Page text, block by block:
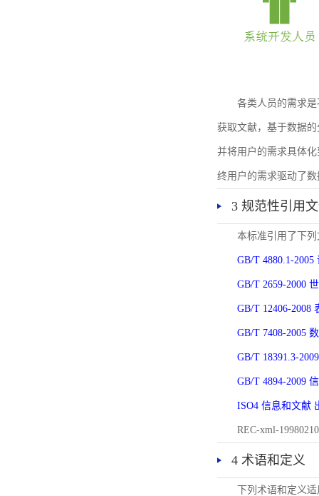
各类人员的需求
获取文献，基于数据
并将用户的需求具体
终用户的需求驱动了
3 规范性引用
本标准引用了下
GB/T 4880.1-
GB/T 2659-2000
GB/T 12406-2008
GB/T 7408-2005
GB/T 18391.3-
GB/T 4894-2009
ISO4 信息和文献
REC-xml-
4 术语和定义
下列术语和定义